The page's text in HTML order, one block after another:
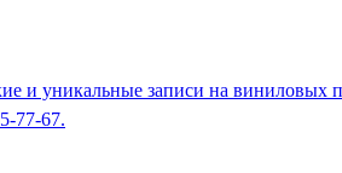
и уникальные записи на
77-67.